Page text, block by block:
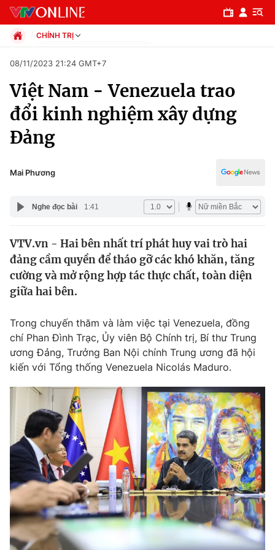
Chuyên mục
Chính trị
Thế giới
Tin tức
Thế giới đó đây
Câu chuyện quốc tế
Kinh tế
Tài chính
Thị trường
Góc doanh nghiệp
Dữ liệu và đời sống
Truyền hình
Phim VTV
Hậu trường
Nhân vật
Khán giả
Giải sao mai
Giải trí
Điện ảnh
Âm nhạc
Sao
Đời sống
Du lịch
Làm đẹp
Chất lượng cuộc sống
Giáo dục
Tuyển sinh
Học trực tuyến
Công nghệ
Hitech Công nghệ tương lai
CHÍNH TRỊ
Xã hội
Pháp luật
Thể thao
Truyền hình
Văn hóa - Giải trí
Đời sống
Giáo dục
08/11/2023 21:24 GMT+7
Việt Nam - Venezuela trao
đổi kinh nghiệm xây dựng
Đảng
Mai Phương
Nghe đọc bài 1:41
VTV.vn - Hai bên nhất trí phát huy vai trò hai
đảng cầm quyền để tháo gỡ các khó khăn, tăng
cường và mở rộng hợp tác thực chất, toàn diện
giữa hai bên.
Trong chuyến thăm và làm việc tại Venezuela, đồng
chí Phan Đình Trạc, Ủy viên Bộ Chính trị, Bí thư Trung
ương Đảng, Trưởng Ban Nội chính Trung ương đã hội
kiến với Tổng thống Venezuela Nicolás Maduro.